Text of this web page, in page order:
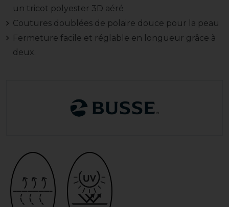
un tricot polyester 3D aéré
Coutures doublées de polaire douce pour la peau
Fermeture facile et réglable en longueur grâce à
deux.